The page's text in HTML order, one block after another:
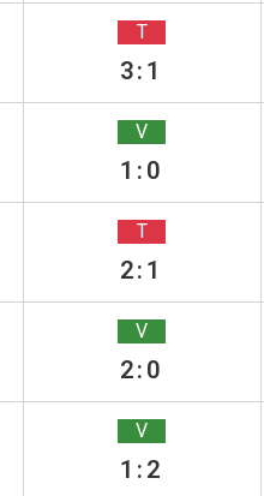
T
3:1
V
1:0
T
2:1
V
2:0
V
1:2